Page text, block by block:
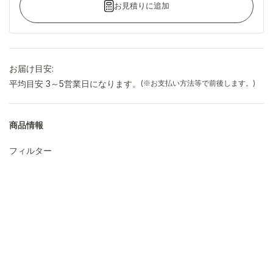
お見積りに追加
お届け目安:
平均目安 3～5営業日になります。
(※お支払い方法等で前後します。)
商品情報
フィルター